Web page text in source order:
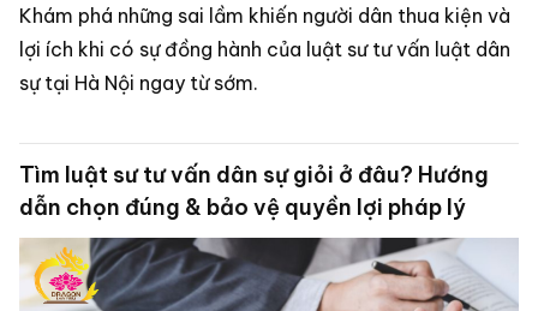
Khám phá những sai lầm khiến người dân thua kiện và
lợi ích khi có sự đồng hành của luật sư tư vấn luật dân
sự tại Hà Nội ngay từ sớm.
Tìm luật sư tư vấn dân sự giỏi ở đâu? Hướng
dẫn chọn đúng & bảo vệ quyền lợi pháp lý